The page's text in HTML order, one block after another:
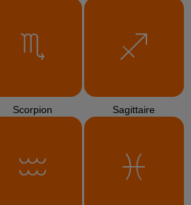
Scorpion Sagittaire